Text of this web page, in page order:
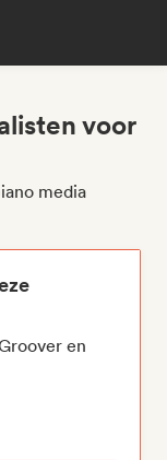
voor
media
en